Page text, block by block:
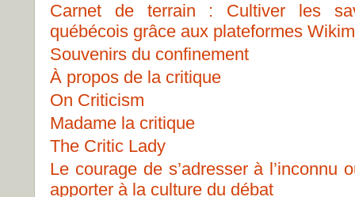
Carnet de terrain : Cultiver les
québécois grâce aux plateformes
Souvenirs du confinement
À propos de la critique
On Criticism
Madame la critique
The Critic Lady
Le courage de s’adresser à l’inconnu
apporter à la culture du débat